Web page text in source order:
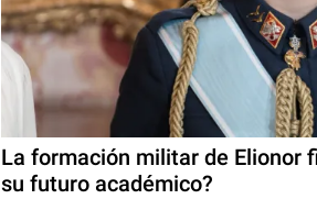
La formación militar de Elionor
su futuro académico?